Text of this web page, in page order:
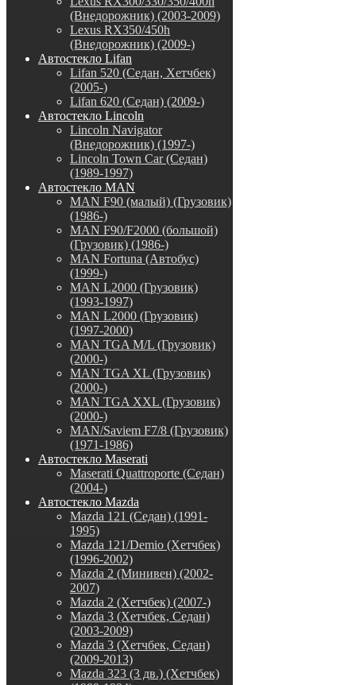
(Внедорожник) (2003-2009)
Lexus RX350/450h
(Внедорожник) (2009-)
Автостекло Lifan
Lifan 520 (Седан, Хетчбек)
(2005-)
Lifan 620 (Седан) (2009-)
Автостекло Lincoln
Lincoln Navigator
(Внедорожник) (1997-)
Lincoln Town Car (Седан)
(1989-1997)
Автостекло MAN
MAN F90 (малый) (Грузовик)
(1986-)
MAN F90/F2000 (большой)
(Грузовик) (1986-)
MAN Fortuna (Автобус)
(1999-)
MAN L2000 (Грузовик)
(1993-1997)
MAN L2000 (Грузовик)
(1997-2000)
MAN TGA M/L (Грузовик)
(2000-)
MAN TGA XL (Грузовик)
(2000-)
MAN TGA XXL (Грузовик)
(2000-)
MAN/Saviem F7/8 (Грузовик)
(1971-1986)
Автостекло Maserati
Maserati Quattroporte (Седан)
(2004-)
Автостекло Mazda
Mazda 121 (Седан) (1991-
1995)
Mazda 121/Demio (Хетчбек)
(1996-2002)
Mazda 2 (Минивен) (2002-
2007)
Mazda 2 (Хетчбек) (2007-)
Mazda 3 (Хетчбек, Седан)
(2003-2009)
Mazda 3 (Хетчбек, Седан)
(2009-2013)
Mazda 323 (3 дв.) (Хетчбек)